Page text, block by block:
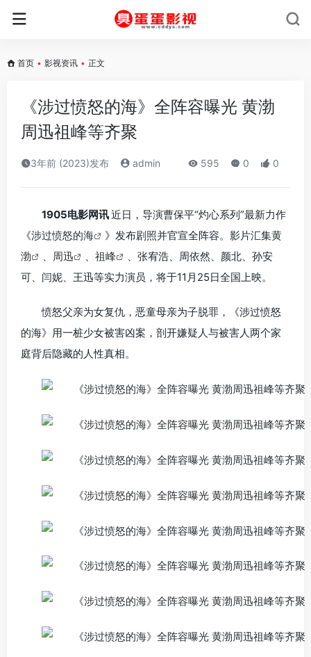
首页 • 影视资讯 • 正文
《涉过愤怒的海》全阵容曝光 黄渤
周迅祖峰等齐聚
3年前 (2023)发布 admin 595 0 0
1905电影网讯近日，导演曹保平“灼心系列”最新力作
《涉过愤怒的海 》发布剧照并官宣全阵容。影片汇集黄
渤
、 周迅 、 祖峰
、张宥浩、周依然、颜北、孙安
可、闫妮、王迅等实力演员，将于11月25日全国上映。
愤怒父亲为女复仇，恶童母亲为子脱罪，《涉过愤怒
的海》用一桩少女被害凶案，剖开嫌疑人与被害人两个家
庭背后隐藏的人性真相。